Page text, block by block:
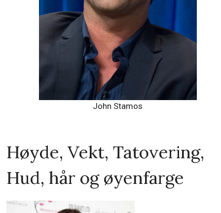
John Stamos
Høyde, Vekt, Tatovering,
Hud, hår og øyenfarge